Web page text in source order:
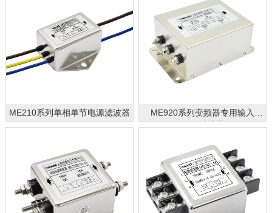
ME210系列单相单节电源滤波器
ME920系列变频器专用输入
EMC滤波器